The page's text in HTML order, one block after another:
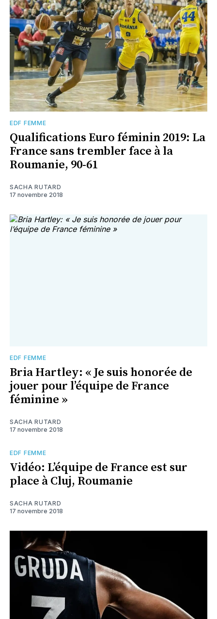
EDF FEMME
Qualifications Euro féminin 2019: La
France sans trembler face à la
Roumanie, 90-61
SACHA RUTARD
17 novembre 2018
EDF FEMME
Bria Hartley: « Je suis honorée de
jouer pour l’équipe de France
féminine »
SACHA RUTARD
17 novembre 2018
EDF FEMME
Vidéo: L’équipe de France est sur
place à Cluj, Roumanie
SACHA RUTARD
17 novembre 2018